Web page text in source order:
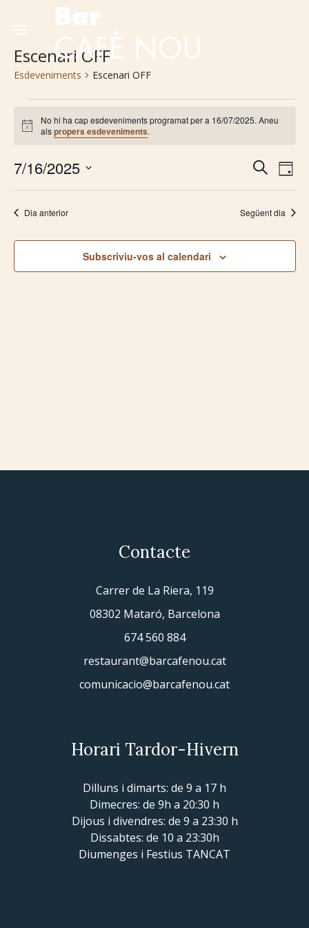
Escenari OFF
Esdeveniments Escenari OFF
Esdeveniments
del
16/07/2025
Avís
No hi ha cap esdeveniments programat per a 16/07/2025. Aneu
alspropers esdeveniments.
visual
i
cerca
Cerca
de
Dia
7/16/2025
Selecciona
data.
Dia anterior Següent dia
Subscriviu-vos al calendari
Contacte
Carrer de La Riera, 119
08302 Mataró, Barcelona
674 560 884
restaurant@barcafenou.cat
comunicacio@barcafenou.cat
Horari Tardor-Hivern
Dilluns i dimarts: de 9 a 17 h
Dimecres: de 9h a 20:30 h
Dijous i divendres: de 9 a 23:30 h
Dissabtes: de 10 a 23:30h
Diumenges i Festius TANCAT